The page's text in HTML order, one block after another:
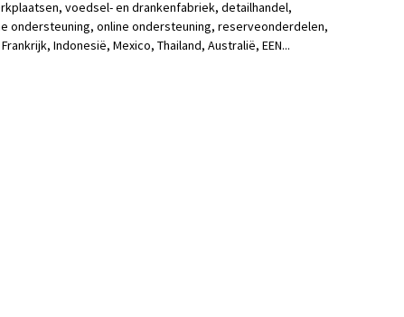
voedsel- en drankenfabriek, detailhandel,
ondersteuning, online ondersteuning, reserveonderdelen,
Indonesië, Mexico, Thailand, Australië, EEN...